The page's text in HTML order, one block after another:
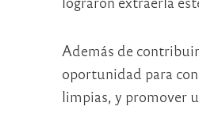
Además de
oportunidad para
limpias, y promover